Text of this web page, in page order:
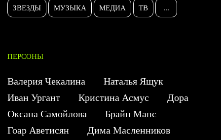
ЗВЕЗДЫ МУЗЫКА МЕДИА ТВ ...
ПЕРСОНЫ
Валерия Чекалина
Наталья Ящук
Иван Ургант
Кристина Асмус
Дора
Оксана Самойлова
Брайн Мапс
Гоар Аветисян
Дима Масленников